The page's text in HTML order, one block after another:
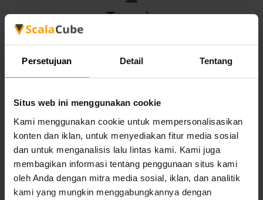
Persetujuan Detail Tentang
Situs web ini menggunakan cookie
Kami menggunakan cookie untuk mempersonalisasikan
konten dan iklan, untuk menyediakan fitur media sosial
dan untuk menganalisis lalu lintas kami. Kami juga
membagikan informasi tentang penggunaan situs kami
oleh Anda dengan mitra media sosial, iklan, dan analitik
kami yang mungkin menggabungkannya dengan
Terraria
Valheim
Host Server